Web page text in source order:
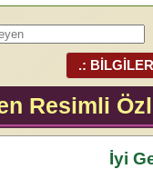
.:
Resimli
İyi